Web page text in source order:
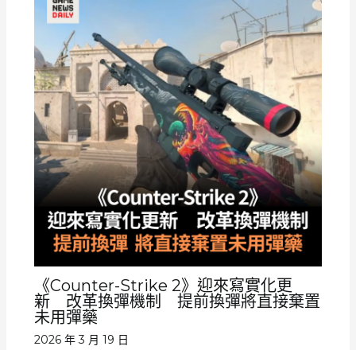
《Counter-Strike 2》迎來寫實化更
新 改革換彈機制 提前換彈將直接棄置
未用彈藥
2026 年 3 月 19 日